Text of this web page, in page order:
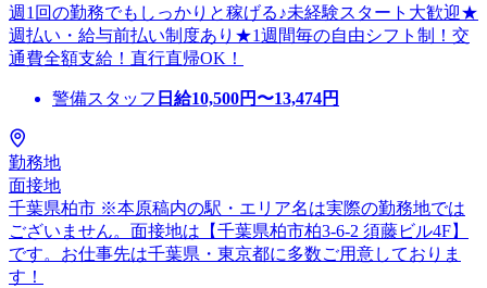
週1回の勤務でもしっかりと稼げる♪未経験スタート大歓迎★
週払い・給与前払い制度あり★1週間毎の自由シフト制！交
通費全額支給！直行直帰OK！
警備スタッフ 日給10,500円〜13,474円
勤務地
面接地
千葉県柏市 ※本原稿内の駅・エリア名は実際の勤務地では
ございません。面接地は【千葉県柏市柏3-6-2 須藤ビル4F】
です。お仕事先は千葉県・東京都に多数ご用意しておりま
す！